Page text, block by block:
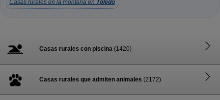
Casas rurales en la montaña en Toledo
Casas rurales con piscina (1420)
Casas rurales que admiten animales (2172)